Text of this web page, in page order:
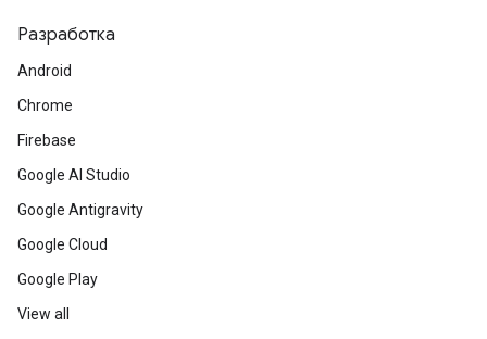
Разработка
Android
Chrome
Firebase
Google AI Studio
Google Antigravity
Google Cloud
Google Play
View all